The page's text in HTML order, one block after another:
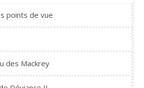
points de vue
des Mackrey